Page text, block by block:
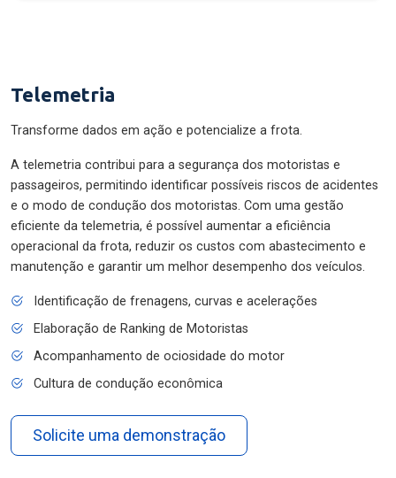
Telemetria
Transforme dados em ação e potencialize a frota.
A telemetria contribui para a segurança dos motoristas e
passageiros, permitindo identificar possíveis riscos de acidentes
e o modo de condução dos motoristas. Com uma gestão
eficiente da telemetria, é possível aumentar a eficiência
operacional da frota, reduzir os custos com abastecimento e
manutenção e garantir um melhor desempenho dos veículos.
Identificação de frenagens, curvas e acelerações
Elaboração de Ranking de Motoristas
Acompanhamento de ociosidade do motor
Cultura de condução econômica
Solicite uma demonstração